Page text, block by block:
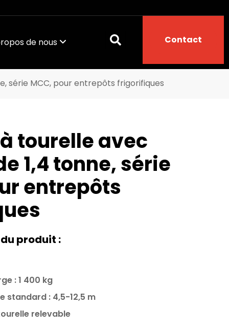
de nous Contact
série MCC, pour entrepôts frigorifiques
tourelle avec
1,4 tonne, série
entrepôts
produit :
: 1 400 kg
standard : 4,5-12,5 m
relevable